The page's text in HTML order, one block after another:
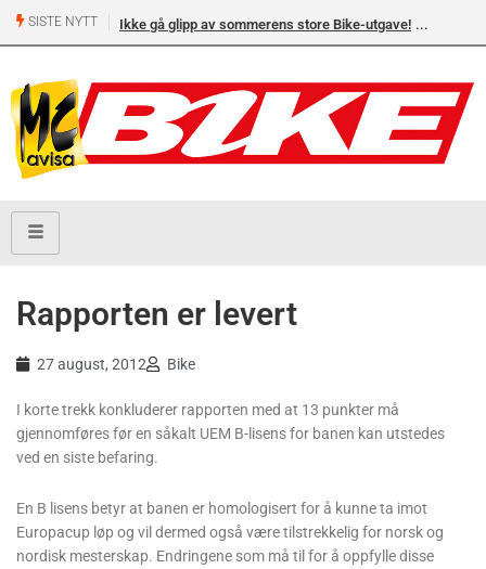
SISTE NYTT Ikke gå glipp av sommerens store Bike-utgave!
Rapporten er levert
27 august, 2012 Bike
I korte trekk konkluderer rapporten med at 13 punkter må
gjennomføres før en såkalt UEM B-lisens for banen kan utstedes
ved en siste befaring.
En B lisens betyr at banen er homologisert for å kunne ta imot
Europacup løp og vil dermed også være tilstrekkelig for norsk og
nordisk mesterskap. Endringene som må til for å oppfylle disse